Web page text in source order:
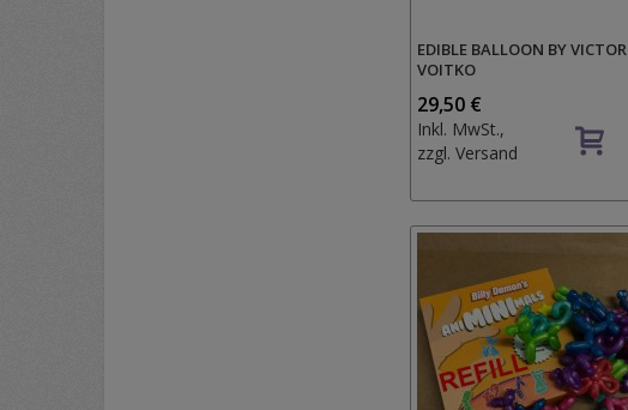
EDIBLE BALLOON BY VICTOR
VOITKO
29,50 €
Inkl. MwSt.,
zzgl.Versand